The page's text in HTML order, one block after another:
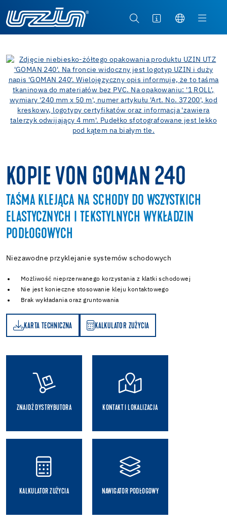
KOPIE VON GOMAN 240
TAŚMA KLEJĄCA NA SCHODY DO WSZYSTKICH
ELASTYCZNYCH I TEKSTYLNYCH WYKŁADZIN
PODŁOGOWYCH
Niezawodne przyklejanie systemów schodowych
Możliwość nieprzerwanego korzystania z klatki schodowej
Nie jest konieczne stosowanie kleju kontaktowego
Brak wykładania oraz gruntowania
KARTA TECHNICZNA KALKULATOR ZUŻYCIA
KALKULATOR ZUŻYCIA
ZNAJDŹ DYSTRYBUTORA KONTAKT I LOKALIZACJA
KALKULATOR ZUŻYCIA NAWIGATOR PODŁOGOWY